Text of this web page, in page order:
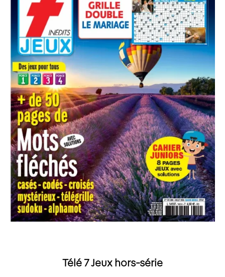
Télé 7 Jeux hors-série